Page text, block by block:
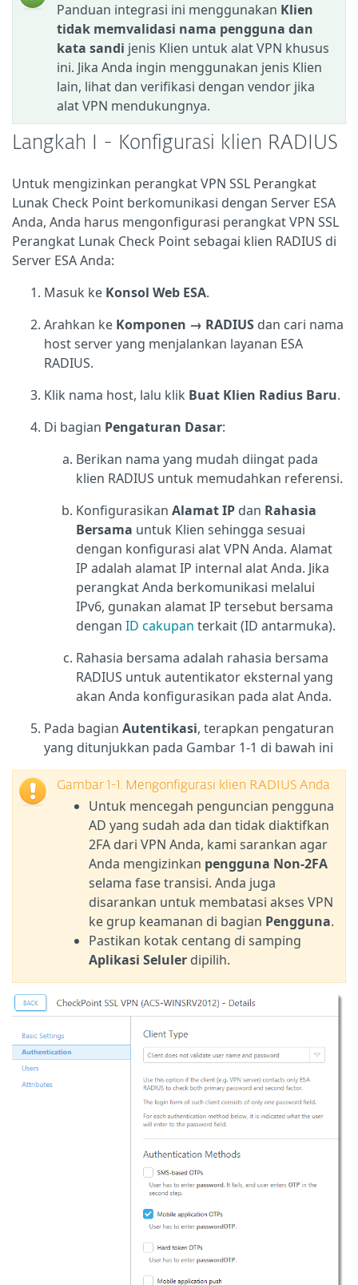
Panduan integrasi ini menggunakan Klien
tidak memvalidasi nama pengguna dan
kata sandi jenis Klien untuk alat VPN khusus
ini. Jika Anda ingin menggunakan jenis Klien
lain, lihat dan verifikasi dengan vendor jika
alat VPN mendukungnya.
Langkah I - Konfigurasi klien RADIUS
Untuk mengizinkan perangkat VPN SSL Perangkat
Lunak Check Point berkomunikasi dengan Server ESA
Anda, Anda harus mengonfigurasi perangkat VPN SSL
Perangkat Lunak Check Point sebagai klien RADIUS di
Server ESA Anda:
Masuk ke Konsol Web ESA.
Arahkan ke Komponen → RADIUS dan cari nama
host server yang menjalankan layanan ESA
RADIUS.
Klik nama host, lalu klik Buat Klien Radius Baru.
Di bagian Pengaturan Dasar:
Berikan nama yang mudah diingat pada
klien RADIUS untuk memudahkan referensi.
Konfigurasikan Alamat IP dan Rahasia
Bersama untuk Klien sehingga sesuai
dengan konfigurasi alat VPN Anda. Alamat
IP adalah alamat IP internal alat Anda. Jika
perangkat Anda berkomunikasi melalui
IPv6, gunakan alamat IP tersebut bersama
dengan ID cakupan terkait (ID antarmuka).
Rahasia bersama adalah rahasia bersama
RADIUS untuk autentikator eksternal yang
akan Anda konfigurasikan pada alat Anda.
Pada bagian Autentikasi, terapkan pengaturan
yang ditunjukkan pada Gambar 1-1 di bawah ini
Gambar 1-1. Mengonfigurasi klien RADIUS Anda
Untuk mencegah penguncian pengguna
AD yang sudah ada dan tidak diaktifkan
2FA dari VPN Anda, kami sarankan agar
Anda mengizinkan pengguna Non-2FA
selama fase transisi. Anda juga
disarankan untuk membatasi akses VPN
ke grup keamanan di bagian Pengguna.
Pastikan kotak centang di samping
Aplikasi Seluler dipilih.